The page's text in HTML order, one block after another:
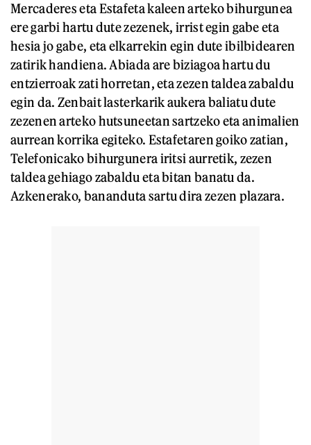
Mercaderes eta Estafeta kaleen arteko bihurgunea
ere garbi hartu dute zezenek, irrist egin gabe eta
hesia jo gabe, eta elkarrekin egin dute ibilbidearen
zatirik handiena. Abiada are biziagoa hartu du
entzierroak zati horretan, eta zezen taldea zabaldu
egin da. Zenbait lasterkarik aukera baliatu dute
zezenen arteko hutsuneetan sartzeko eta animalien
aurrean korrika egiteko. Estafetaren goiko zatian,
Telefonicako bihurgunera iritsi aurretik, zezen
taldea gehiago zabaldu eta bitan banatu da.
Azkenerako, bananduta sartu dira zezen plazara.